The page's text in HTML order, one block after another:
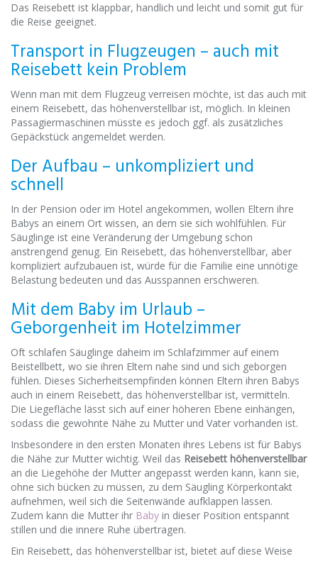
Das Reisebett ist klappbar, handlich und leicht und somit gut für
die Reise geeignet.
Transport in Flugzeugen – auch mit
Reisebett kein Problem
Wenn man mit dem Flugzeug verreisen möchte, ist das auch mit
einem Reisebett, das höhenverstellbar ist, möglich. In kleinen
Passagiermaschinen müsste es jedoch ggf. als zusätzliches
Gepäckstück angemeldet werden.
Der Aufbau – unkompliziert und
schnell
In der Pension oder im Hotel angekommen, wollen Eltern ihre
Babys an einem Ort wissen, an dem sie sich wohlfühlen. Für
Säuglinge ist eine Veränderung der Umgebung schon
anstrengend genug. Ein Reisebett, das höhenverstellbar, aber
kompliziert aufzubauen ist, würde für die Familie eine unnötige
Belastung bedeuten und das Ausspannen erschweren.
Mit dem Baby im Urlaub –
Geborgenheit im Hotelzimmer
Oft schlafen Säuglinge daheim im Schlafzimmer auf einem
Beistellbett, wo sie ihren Eltern nahe sind und sich geborgen
fühlen. Dieses Sicherheitsempfinden können Eltern ihren Babys
auch in einem Reisebett, das höhenverstellbar ist, vermitteln.
Die Liegefläche lässt sich auf einer höheren Ebene einhängen,
sodass die gewohnte Nähe zu Mutter und Vater vorhanden ist.
Insbesondere in den ersten Monaten ihres Lebens ist für Babys
die Nähe zur Mutter wichtig. Weil das Reisebett höhenverstellbar
an die Liegehöhe der Mutter angepasst werden kann, kann sie,
ohne sich bücken zu müssen, zu dem Säugling Körperkontakt
aufnehmen, weil sich die Seitenwände aufklappen lassen.
Zudem kann die Mutter ihr Baby in dieser Position entspannt
stillen und die innere Ruhe übertragen.
Ein Reisebett, das höhenverstellbar ist, bietet auf diese Weise